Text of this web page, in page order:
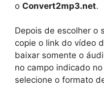
o Convert2mp3.net.
Depois de escolher o
copie o link do vídeo
baixar somente o
no campo indicado
selecione o formato